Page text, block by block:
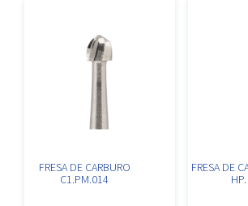
FRESA DE CARBURO
C1.PM.014
FRESA DE